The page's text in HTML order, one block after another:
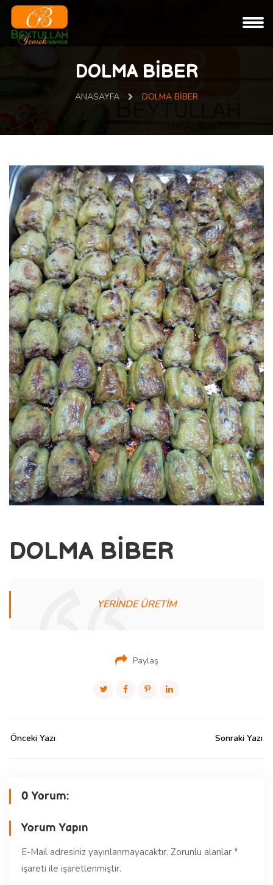
DOLMA BİBER
ANASAYFA DOLMA BİBER
DOLMA BİBER
YERİNDE ÜRETİM
Paylaş
Önceki Yazı Sonraki Yazı
0 Yorum:
Yorum Yapın
E-Mail adresiniz yayınlanmayacaktır. Zorunlu alanlar *
işareti ile işaretlenmiştir.